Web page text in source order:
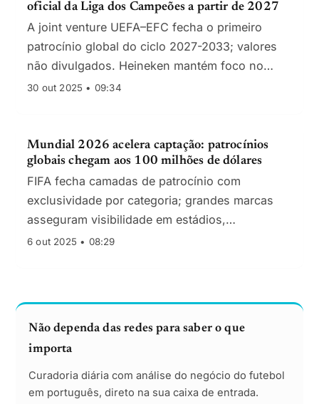
oficial da Liga dos Campeões a partir de 2027
A joint venture UEFA–EFC fecha o primeiro
patrocínio global do ciclo 2027-2033; valores
não divulgados. Heineken mantém foco no
futebol feminino e noutras propriedades.
30 out 2025 • 09:34
Mundial 2026 acelera captação: patrocínios
globais chegam aos 100 milhões de dólares
FIFA fecha camadas de patrocínio com
exclusividade por categoria; grandes marcas
asseguram visibilidade em estádios,
transmissões e ativações comerciais.
6 out 2025 • 08:29
Não dependa das redes para saber o que
importa
Curadoria diária com análise do negócio do futebol
em português, direto na sua caixa de entrada.